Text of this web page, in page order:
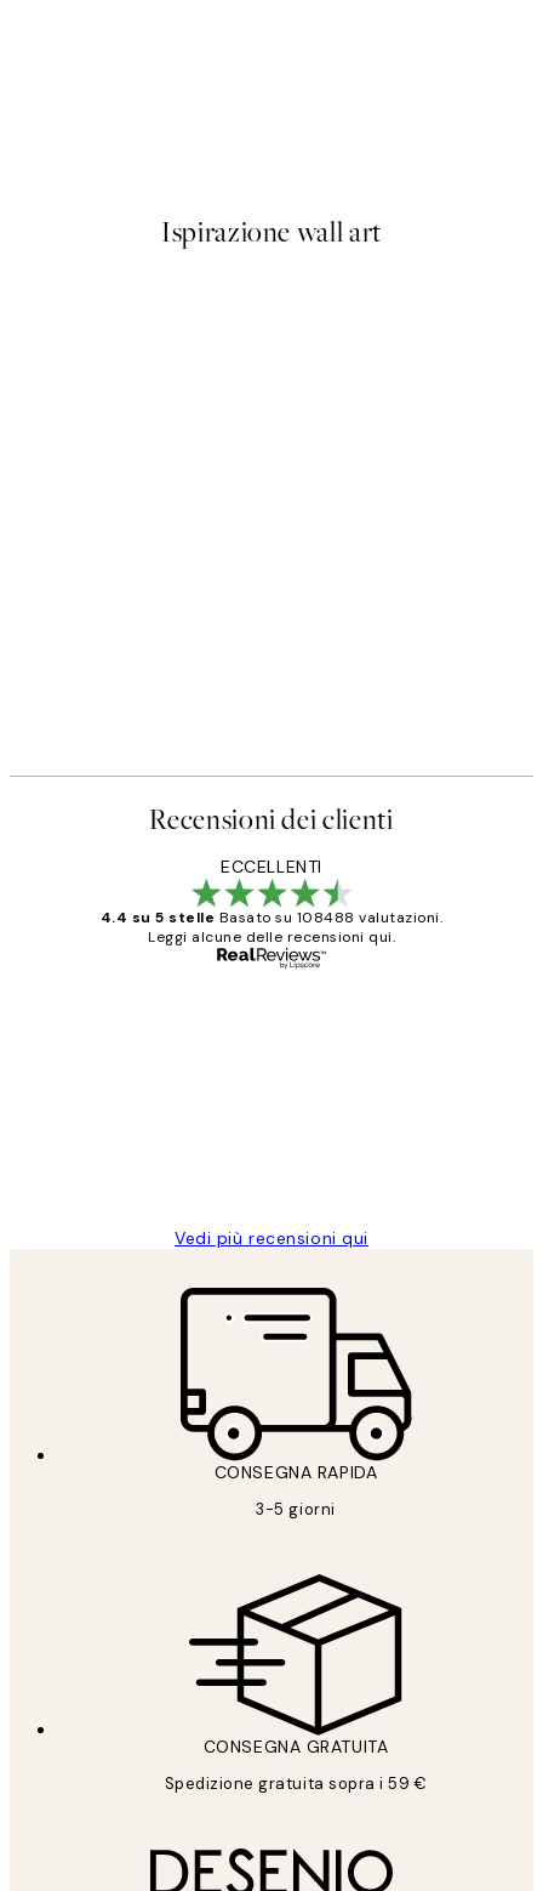
Ispirazione wall art
Recensioni dei clienti
ECCELLENTI
4.4 su 5 stelle Basato su 108488 valutazioni.
Leggi alcune delle recensioni qui.
Vedi più recensioni qui
CONSEGNA RAPIDA
3-5 giorni
CONSEGNA GRATUITA
Spedizione gratuita sopra i 59 €